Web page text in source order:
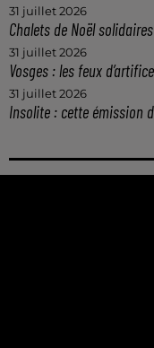
31 juillet 2026
Chalets de Noël
31 juillet 2026
Vosges : les feux
31 juillet 2026
Insolite : cette émission